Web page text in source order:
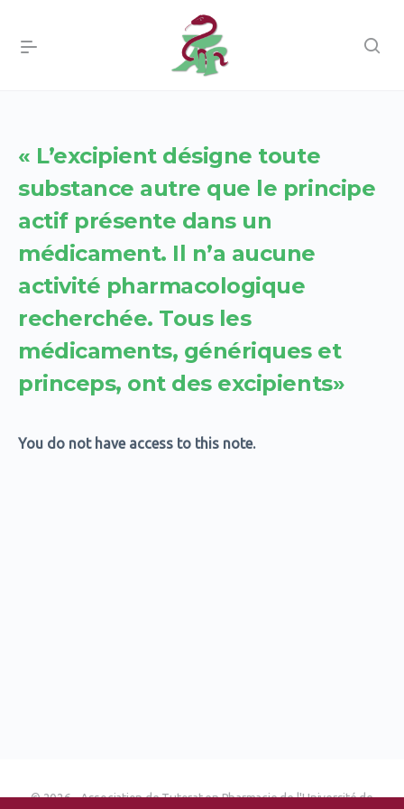
« L’excipient désigne toute
substance autre que le principe
actif présente dans un
médicament. Il n’a aucune
activité pharmacologique
recherchée. Tous les
médicaments, génériques et
princeps, ont des excipients»
You do not have access to this note.
© 2026 - Association de Tutorat en Pharmacie de l'Université de